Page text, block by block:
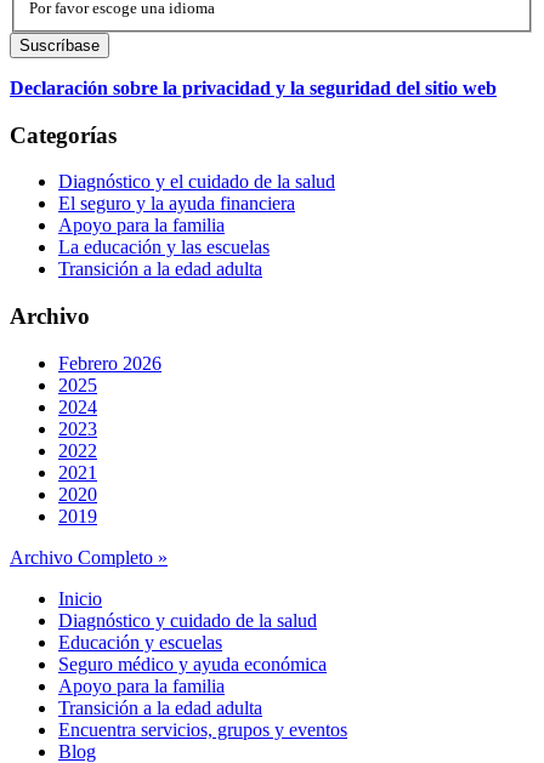
Por favor escoge una idioma
Declaración sobre la privacidad y la seguridad del sitio web
Categorías
Diagnóstico y el cuidado de la salud
El seguro y la ayuda financiera
Apoyo para la familia
La educación y las escuelas
Transición a la edad adulta
Archivo
Febrero 2026
2025
2024
2023
2022
2021
2020
2019
Archivo Completo »
Inicio
Diagnóstico y cuidado de la salud
Educación y escuelas
Seguro médico y ayuda económica
Apoyo para la familia
Transición a la edad adulta
Encuentra servicios, grupos y eventos
Blog